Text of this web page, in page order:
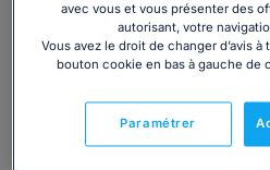
Consulter
avec vous et vous présenter des
autorisant, votre
Vous avez le droit de changer d’avis
bouton cookie en bas à gauche de
Paramétrer